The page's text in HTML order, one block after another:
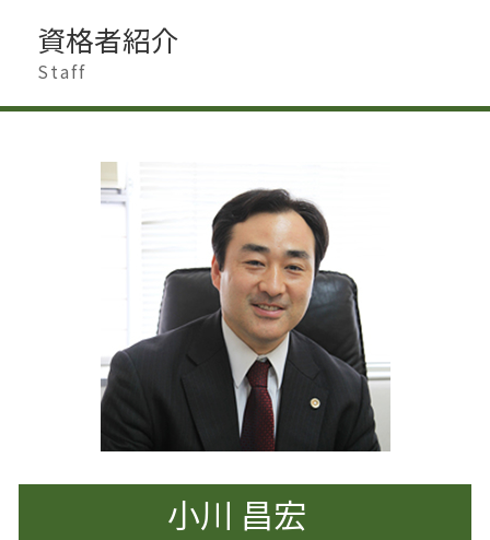
著作権 メリット
著作権とは 写真
著作権法
著作権とは 音楽
著作権 訴えられた
企業法務 取り組み
企業法務 体制
事業承継 弁護士
企業法務 関連法令
企業法務 法律事務所
相続人 行方不明
遺産分割
遺産分割 預貯金
相続 生前対策 預金
土地 生前対策
遺言書作成 杉並区
相続 贈与 生前対策
遺産分割 調停
遺産分割 新たな財産
相続 遺産分割協議書
相続 調停
不貞行為 離婚
財産分与 時効
離婚 慰謝料 理由
離婚 慰謝料 相場
離婚したい 男
離婚 港区
離婚 慰謝料 モラハラ
離婚 円満解決
離婚 世田谷区
離婚 家 名義変更
資格者紹介
Staff
小川 昌宏